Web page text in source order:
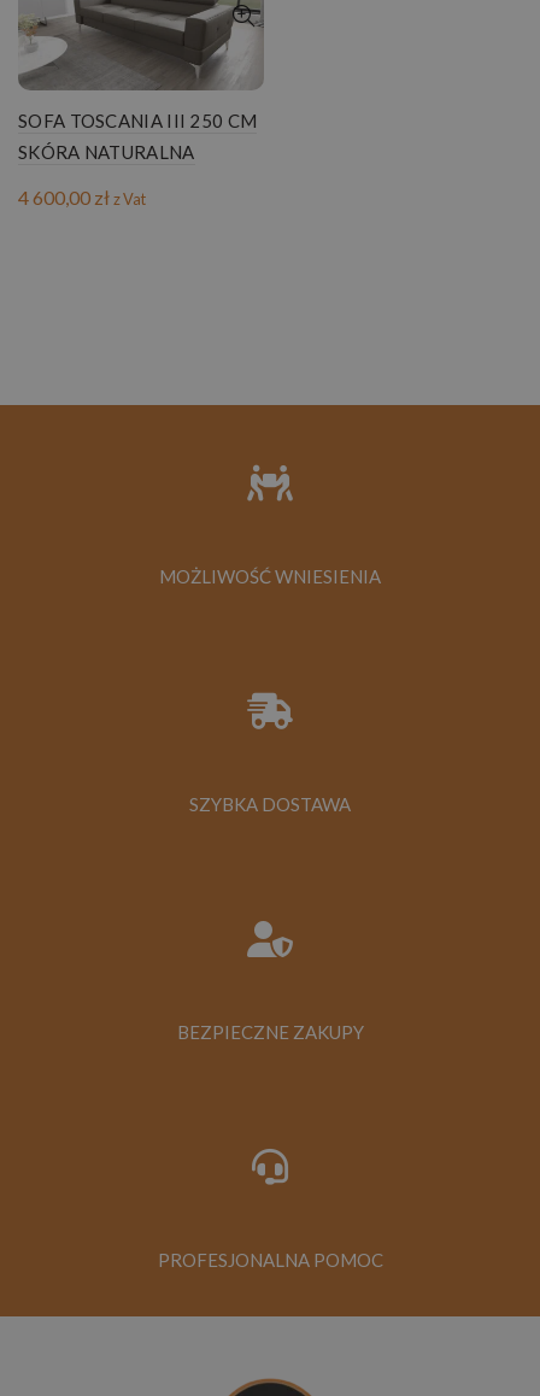
SOFA TOSCANIA III 250 CM
SKÓRA NATURALNA
4 600,00 złz Vat
MOŻLIWOŚĆ WNIESIENIA
SZYBKA DOSTAWA
BEZPIECZNE ZAKUPY
PROFESJONALNA POMOC